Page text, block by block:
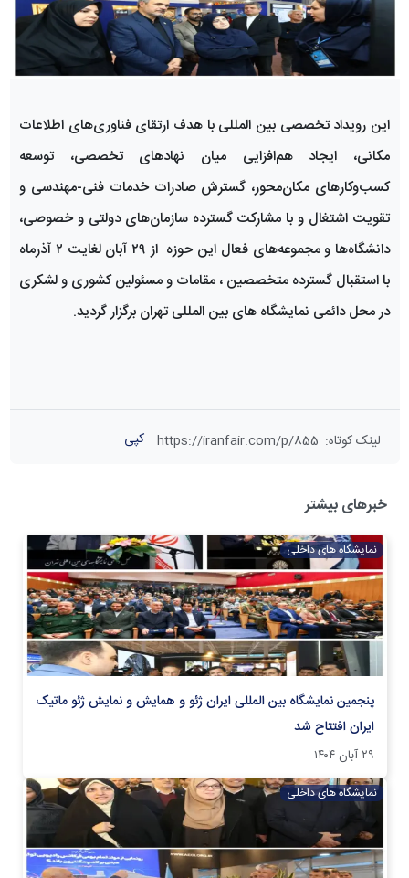
این رویداد تخصصی بین المللی با هدف ارتقای فناوری‌های اطلاعات
مکانی، ایجاد هم‌افزایی میان نهادهای تخصصی، توسعه
کسب‌وکارهای مکان‌محور، گسترش صادرات خدمات فنی-مهندسی و
تقویت اشتغال و با مشارکت گسترده سازمان‌های دولتی و خصوصی،
دانشگاه‌ها و مجموعه‌های فعال این حوزه از ۲۹ آبان لغایت ۲ آذرماه
با استقبال گسترده متخصصین ، مقامات و مسئولین کشوری و لشکری
در محل دائمی نمایشگاه های بین المللی تهران برگزار گردید.
لینک کوتاه:
https://iranfair.com/p/855 کپی
خبرهای بیشتر
نمایشگاه های داخلی
پنجمین نمایشگاه بین المللی ایران ژئو و همایش و نمایش ژئو ماتیک
ایران افتتاح شد
۲۹ آبان ۱۴۰۴
نمایشگاه های داخلی